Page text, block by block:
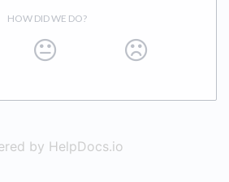
HOW DID WE DO?
by HelpDocs.io